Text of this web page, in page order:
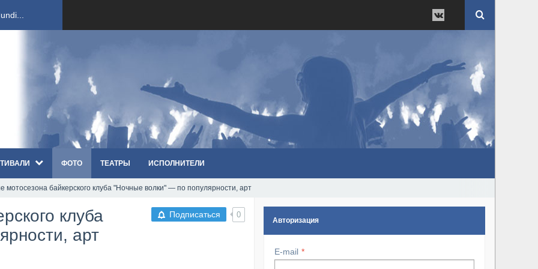
ко...
«Th...
«...
ФОТО ТЕАТРЫ ИСПОЛНИТЕЛИ
мотосезона байкерского клуба "Ночные волки" — по популярности, арт
Подписаться 0
клуба
арт
Авторизация
E-mail